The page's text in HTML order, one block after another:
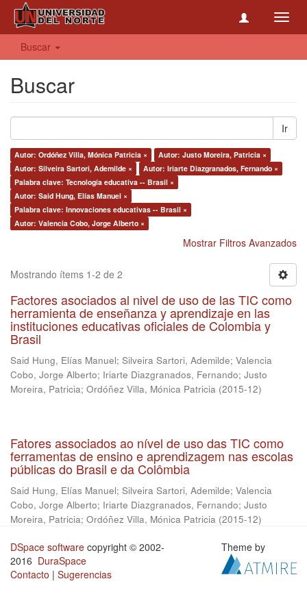
Buscar
Buscar
Ir
Autor: Ordóñez Villa, Mónica Patricia ×
Autor: Justo Moreira, Patricia ×
Autor: Silveira Sartori, Ademilde ×
Autor: Iriarte Diazgranados, Fernando ×
Palabra clave: Tecnología educativa -- Brasil ×
Autor: Said Hung, Elías Manuel ×
Palabra clave: Innovaciones educativas -- Brasil ×
Autor: Valencia Cobo, Jorge Alberto ×
Mostrar Filtros Avanzados
Mostrando ítems 1-2 de 2
Factores asociados al nivel de uso de las TIC como
herramienta de enseñanza y aprendizaje en las
instituciones educativas oficiales de Colombia y
Brasil
Said Hung, Elías Manuel; Silveira Sartori, Ademilde; Valencia
Cobo, Jorge Alberto; Iriarte Diazgranados, Fernando; Justo
Moreira, Patricia; Ordóñez Villa, Mónica Patricia (2015-12)
Fatores associados ao nível de uso das TIC como
ferramentas de ensino e aprendizagem nas escolas
públicas do Brasil e da Colômbia
Said Hung, Elías Manuel; Silveira Sartori, Ademilde; Valencia
Cobo, Jorge Alberto; Iriarte Diazgranados, Fernando; Justo
Moreira, Patricia; Ordóñez Villa, Mónica Patricia (2015-12)
DSpace software copyright © 2002-
2016 DuraSpace
Contacto | Sugerencias
Theme by